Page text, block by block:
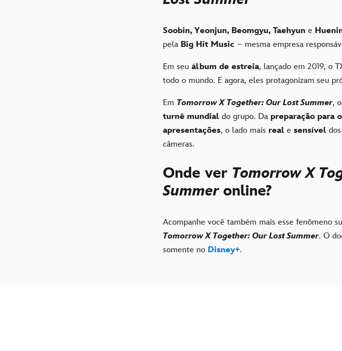
Soobin, Yeonjun, Beomgyu, Taehyun e
pela Big Hit Music – mesma empresa
Em seu álbum de estreia, lançado em 2019, o
todo o mundo. E agora, eles protagonizam seu
Em Tomorrow X Together: Our Lost Summer,
turnê mundial do grupo. Da preparação para
apresentações, o lado mais real e sensível
câmeras.
Onde ver Tomorrow X
Summer online?
Acompanhe você também mais esse fenômeno
Tomorrow X Together: Our Lost Summer. O
somente no Disney+.